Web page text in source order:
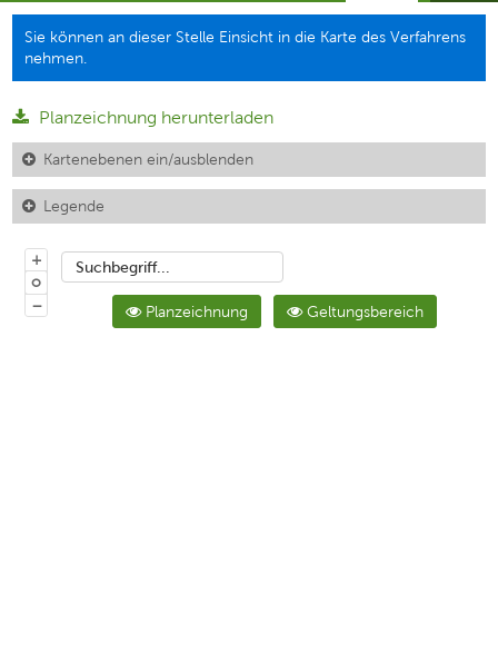
Sie können an dieser Stelle Einsicht in die Karte des Verfahrens
nehmen.
Planzeichnung herunterladen
Kartenebenen ein/ausblenden
Legende
Suchbegriff...
Planzeichnung Geltungsbereich
+
o
−